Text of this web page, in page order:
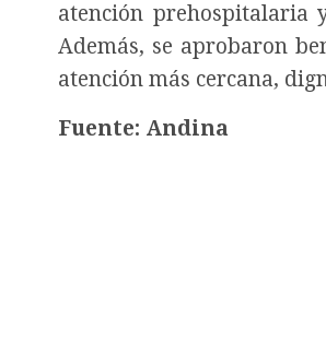
atención prehospitalaria
Además, se aprobaron
atención más cercana,
Fuente: Andina